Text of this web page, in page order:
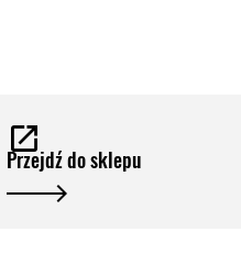
Przejdź do sklepu